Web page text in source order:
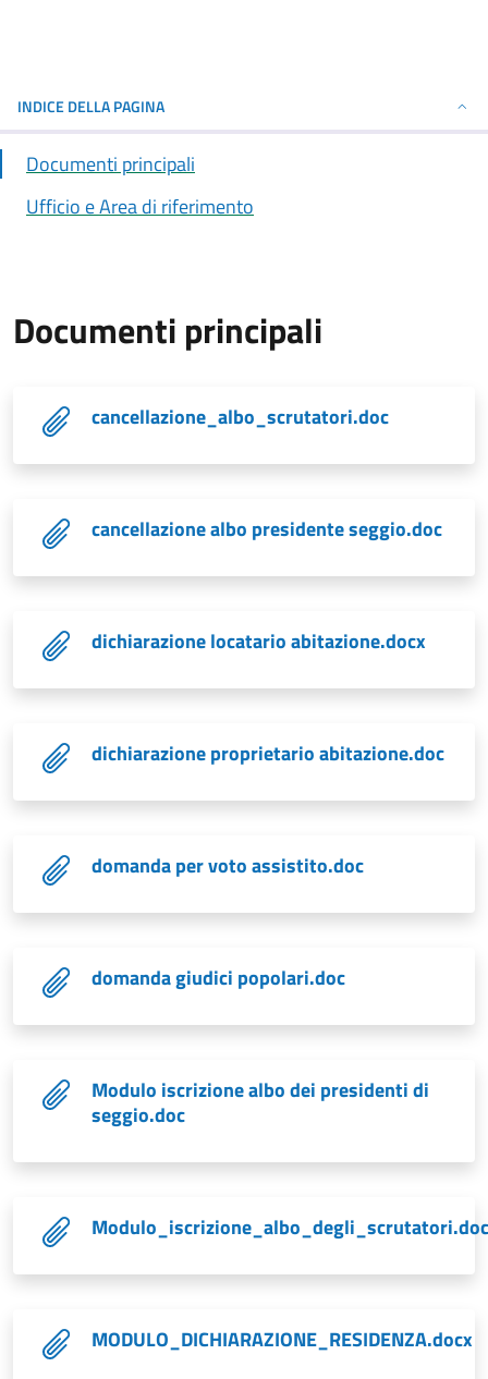
INDICE DELLA PAGINA
Documenti principali
Ufficio e Area di riferimento
Documenti principali
cancellazione_albo_scrutatori.doc
cancellazione albo presidente seggio.doc
dichiarazione locatario abitazione.docx
dichiarazione proprietario abitazione.doc
domanda per voto assistito.doc
domanda giudici popolari.doc
Modulo iscrizione albo dei presidenti di
seggio.doc
Modulo_iscrizione_albo_degli_scrutatori.doc
MODULO_DICHIARAZIONE_RESIDENZA.docx